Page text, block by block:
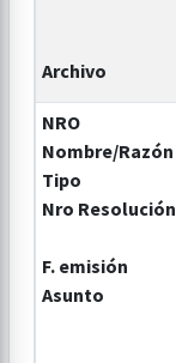
Archivo
NRO
Nombre/Razón
Tipo
Nro Resolución
F. emisión
Asunto